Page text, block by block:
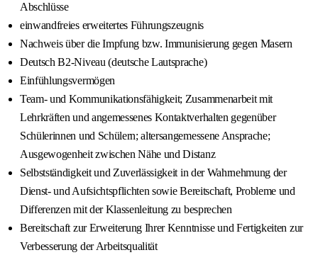
Abschlüsse
einwandfreies erweitertes Führungszeugnis
Nachweis über die Impfung bzw. Immunisierung gegen Masern
Deutsch B2‑Niveau (deutsche Lautsprache)
Einfühlungsvermögen
Team- und Kommunikationsfähigkeit; Zusammenarbeit mit
Lehrkräften und angemessenes Kontaktverhalten gegenüber
Schülerinnen und Schülern; altersangemessene Ansprache;
Ausgewogenheit zwischen Nähe und Distanz
Selbstständigkeit und Zuverlässigkeit in der Wahrnehmung der
Dienst‑ und Aufsichtspflichten sowie Bereitschaft, Probleme und
Differenzen mit der Klassenleitung zu besprechen
Bereitschaft zur Erweiterung Ihrer Kenntnisse und Fertigkeiten zur
Verbesserung der Arbeitsqualität